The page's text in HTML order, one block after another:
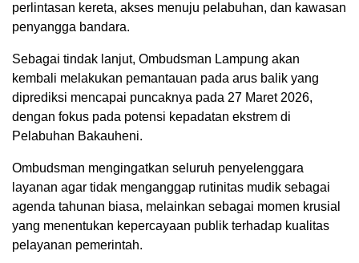
perlintasan kereta, akses menuju pelabuhan, dan kawasan
penyangga bandara.
Sebagai tindak lanjut, Ombudsman Lampung akan
kembali melakukan pemantauan pada arus balik yang
diprediksi mencapai puncaknya pada 27 Maret 2026,
dengan fokus pada potensi kepadatan ekstrem di
Pelabuhan Bakauheni.
Ombudsman mengingatkan seluruh penyelenggara
layanan agar tidak menganggap rutinitas mudik sebagai
agenda tahunan biasa, melainkan sebagai momen krusial
yang menentukan kepercayaan publik terhadap kualitas
pelayanan pemerintah.